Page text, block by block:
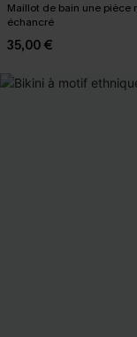
Maillot de bain une pièce
échancré
35,00 €